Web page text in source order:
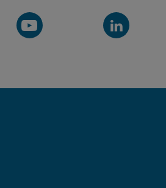
YouTube-
Kanal
LinkedIn-
Kanal